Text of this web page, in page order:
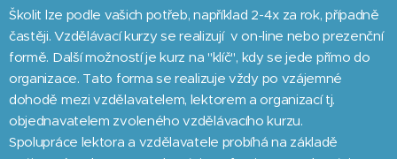
Školit lze podle vašich potřeb, například 2-4x za rok, případně
častěji. Vzdělávací kurzy se realizují v on-line nebo prezenční
formě. Další možností je kurz na "klíč", kdy se jede přímo do
organizace. Tato forma se realizuje vždy po vzájemné
dohodě mezi vzdělavatelem, lektorem a organizací tj.
objednavatelem zvoleného vzdělávacího kurzu.
Spolupráce lektora a vzdělavatele probíhá na základě